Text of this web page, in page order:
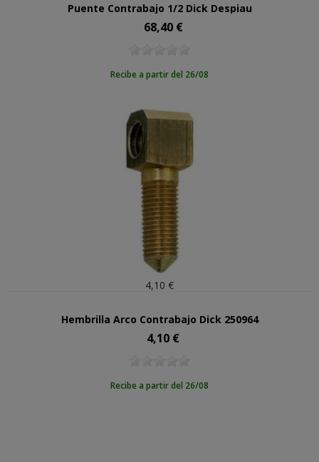
Puente Contrabajo 1/2 Dick Despiau
Precio
68,40 €
Recibe a partir del 26/08
4,10 €
Hembrilla Arco Contrabajo Dick 250964
Precio
4,10 €
Recibe a partir del 26/08